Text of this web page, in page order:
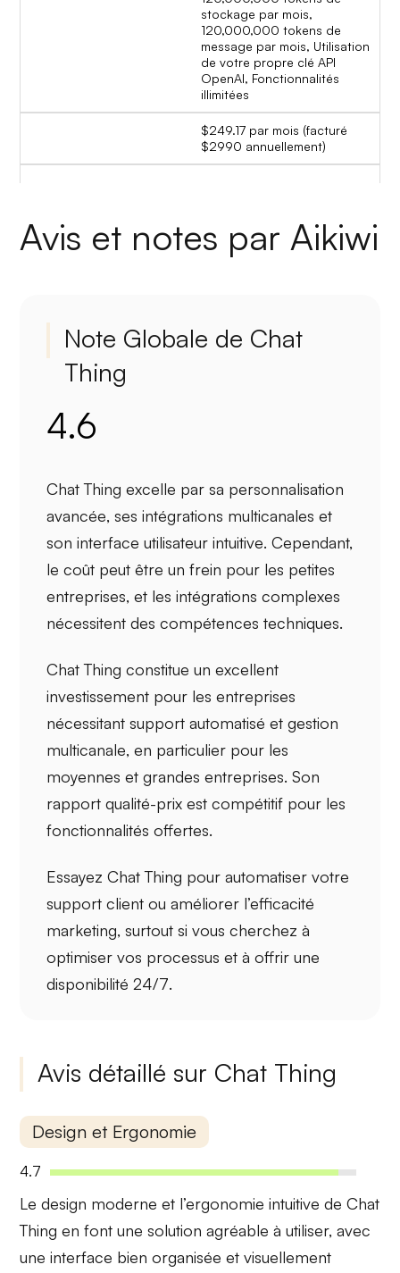
stockage par mois,
120,000,000 tokens de
message par mois, Utilisation
de votre propre clé API
OpenAI, Fonctionnalités
illimitées
$249.17 par mois (facturé
$2990 annuellement)
Avis et notes par Aikiwi
Note Globale de Chat
Thing
4.6
Chat Thing excelle par sa personnalisation
avancée, ses intégrations multicanales et
son interfaceutilisateur intuitive. Cependant,
lecoût peut être un frein pour les petites
entreprises, et lesintégrations complexes
nécessitent des compétences techniques.
Chat Thing constitue un excellent
investissement pour les entreprises
nécessitantsupport automatisé etgestion
multicanale, en particulier pour les
moyennes et grandes entreprises. Son
rapport qualité-prix est compétitif pour les
fonctionnalités offertes.
EssayezChat Thing pour automatiser votre
support client ou améliorer l’efficacité
marketing, surtout si vous cherchez à
optimiser vos processus et à offrir une
disponibilité 24/7.
Avis détaillé sur Chat Thing
Design et Ergonomie
4.7
Ledesign moderne et l’ergonomie intuitive de Chat
Thing en font une solution agréable à utiliser, avec
une interface bien organisée et visuellement